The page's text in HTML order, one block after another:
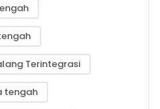
Terintegrasi
tengah